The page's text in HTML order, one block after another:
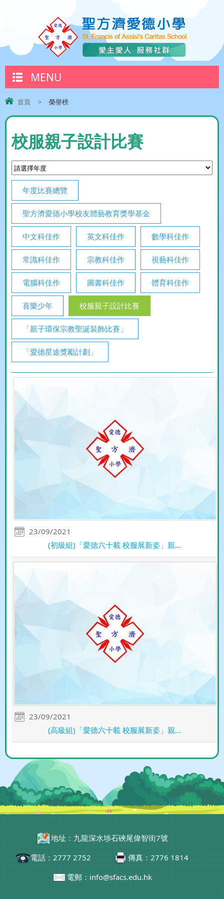
MENU
首頁 > 榮譽榜
校服親子設計比賽
年度比賽總覽
聖方濟愛德小學校友體藝教育獎學基金
中文科佳作 英文科佳作 數學科佳作
常識科佳作 宗教科佳作 視藝科佳作
電腦科佳作 圖書科佳作 體育科佳作
喜樂少年 校服親子設計比賽
「親子環保宗教聖誕裝飾比賽」
「愛德星途獎勵計劃」
23/09/2021
(初級組)「愛德六十載 校服展新姿」親...
23/09/2021
(高級組)「愛德六十載 校服展新姿」親...
地址：九龍深水埗石硤尾偉智街7號
電話：2777 2752
傳真：2776 1814
電郵：info@sfacs.edu.hk